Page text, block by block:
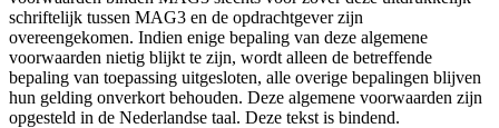
schriftelijk tussen MAG3 en de opdrachtgever zijn
overeengekomen. Indien enige bepaling van deze algemene
voorwaarden nietig blijkt te zijn, wordt alleen de betreffende
bepaling van toepassing uitgesloten, alle overige bepalingen blijven
hun gelding onverkort behouden. Deze algemene voorwaarden zijn
opgesteld in de Nederlandse taal. Deze tekst is bindend.